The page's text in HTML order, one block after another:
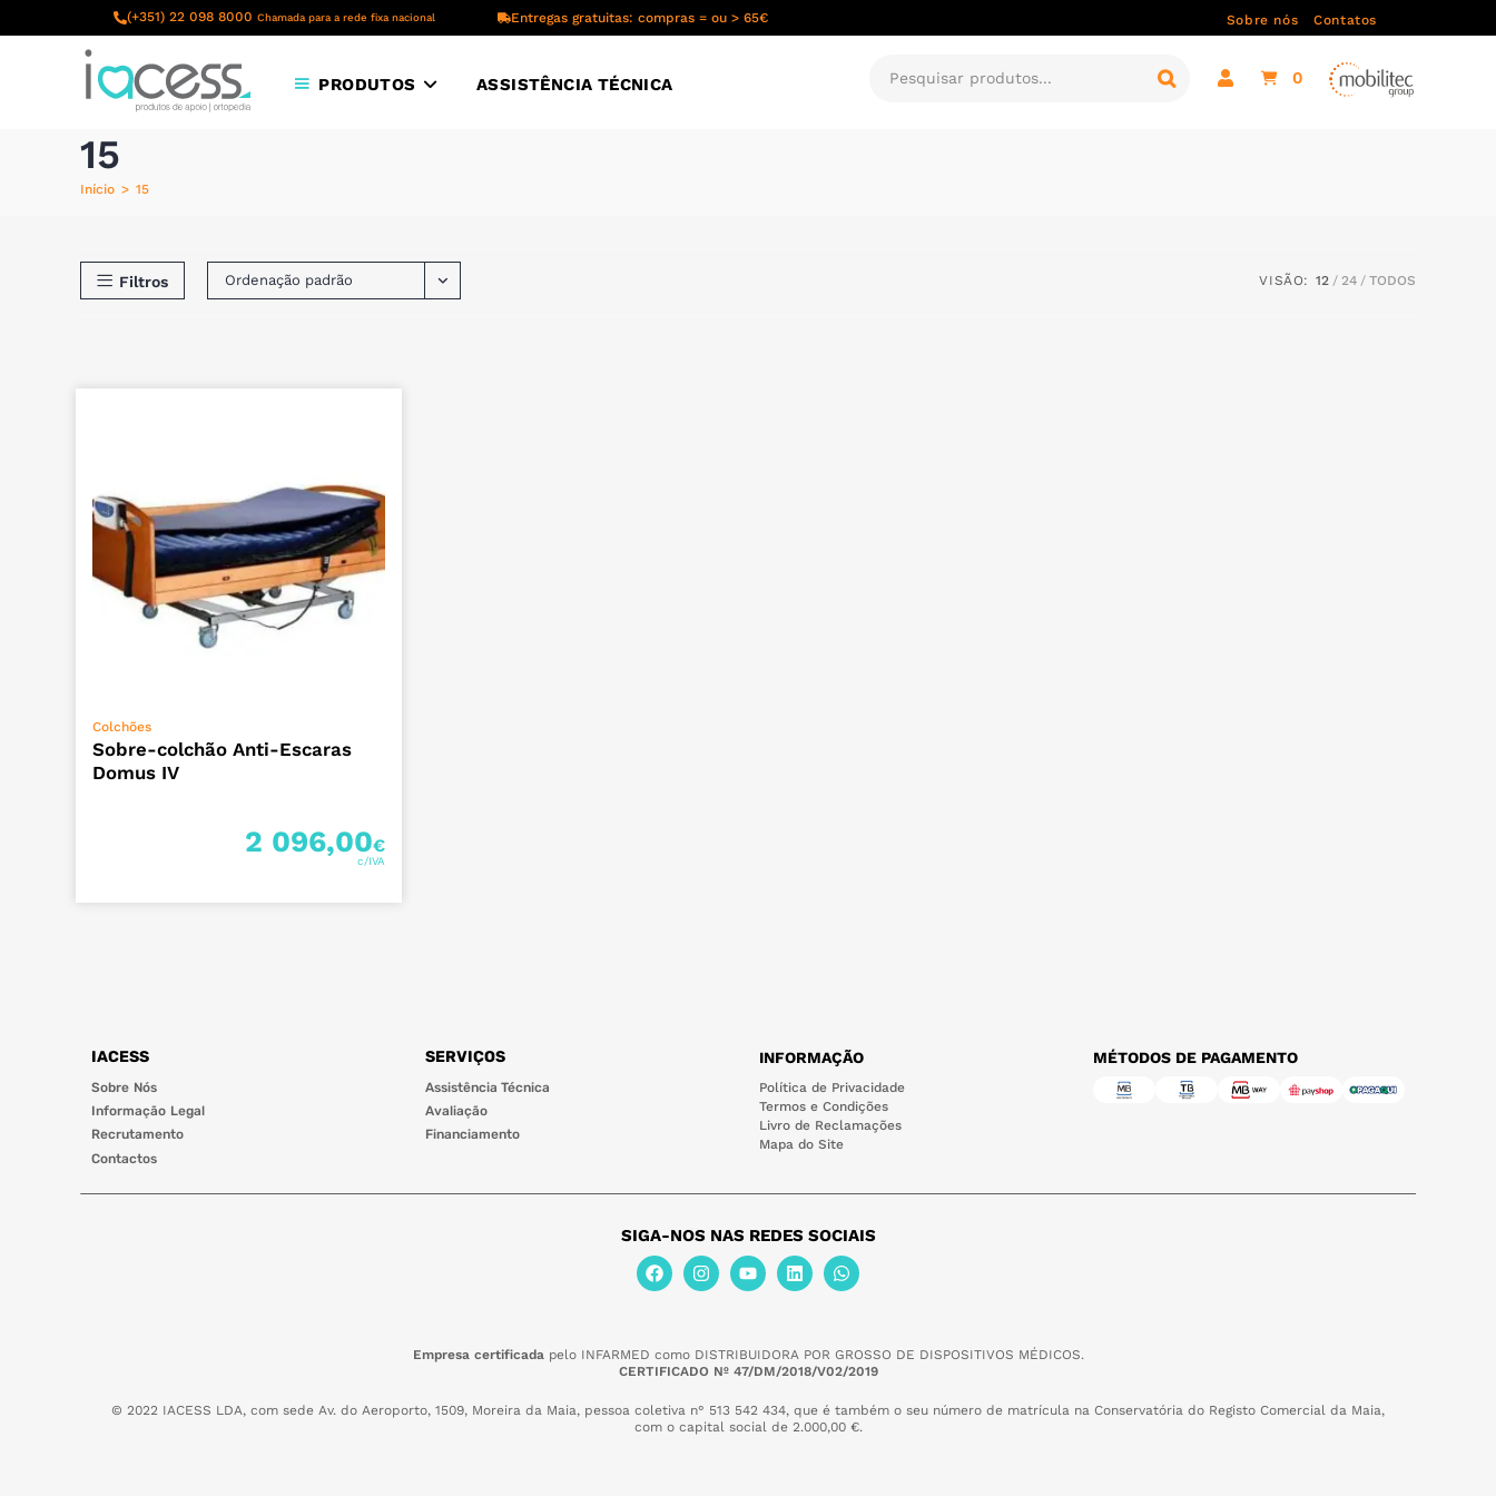
(+351) 22 098 8000 Chamada para a rede fixa nacional Entregas gratuitas: compras = ou > 65€ Sobre nós Contatos
0
PRODUTOS ASSISTÊNCIA TÉCNICA
15
Início > 15
Filtros Ordenação padrão VISÃO: 12 24 TODOS
Colchões
Sobre-colchão Anti-Escaras
Domus IV
2 096,00€
IACESS
Sobre Nós
Informação Legal
Recrutamento
Contactos
SERVIÇOS
Assistência Técnica
Avaliação
Financiamento
INFORMAÇÃO
Política de Privacidade
Termos e Condições
Livro de Reclamações
Mapa do Site
MÉTODOS DE PAGAMENTO
SIGA-NOS NAS REDES SOCIAIS
Empresa certificadapelo INFARMED como DISTRIBUIDORA POR GROSSO DE DISPOSITIVOS MÉDICOS.
CERTIFICADO Nº 47/DM/2018/V02/2019
© 2022 IACESS LDA, com sede Av. do Aeroporto, 1509, Moreira da Maia, pessoa coletiva n° 513 542 434, que é também o seu número de matrícula na Conservatória do Registo Comercial da Maia,
com o capital social de 2.000,00 €.